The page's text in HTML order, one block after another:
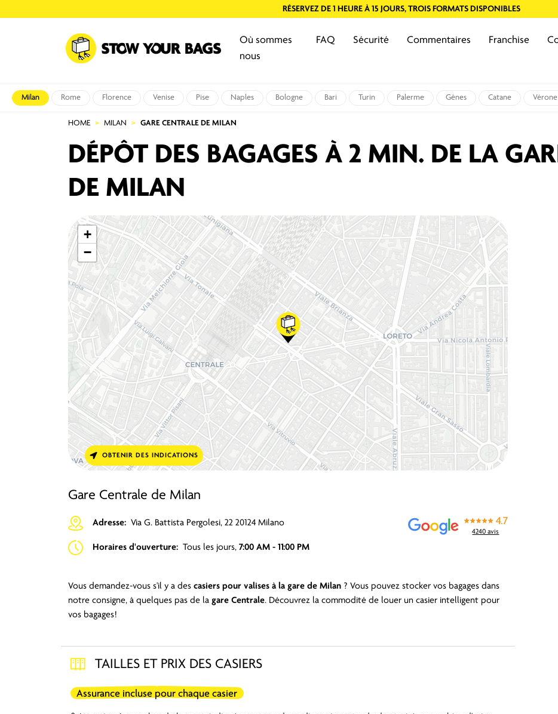
RÉSERVEZ DE 1 HEURE À 15 JOURS, TROIS FORMATS DISPONIBLES
Où sommes
nous
FAQ Sécurité Commentaires Franchise
Milan Rome Florence Venise Pise Naples Bologne Bari Turin Palerme Gênes Catane Vérone
HOME MILAN GARE CENTRALE DE MILAN
DÉPÔT DES BAGAGES À 2 MIN. DE LA
DE MILAN
+
−
OBTENIR DES INDICATIONS
Gare Centrale de Milan
Adresse: Via G. Battista Pergolesi, 22 20124 Milano
Horaires d'ouverture: Tous les jours, 7:00 AM - 11:00 PM
4.7
4240 avis
Vous demandez-vous s'il y a des casiers pour valises à la gare de Milan ? Vous pouvez stocker vos bagages dans
notre consigne, à quelques pas de la gare Centrale. Découvrez la commodité de louer un casier intelligent pour
vos bagages!
TAILLES ET PRIX DES CASIERS
Assurance incluse pour chaque casier